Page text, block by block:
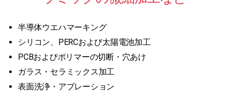
半導体ウエハマーキング
シリコン、PERCおよび太陽電池加工
PCBおよびポリマーの切断・穴あけ
ガラス・セラミックス加工
表面洗浄・アブレーション